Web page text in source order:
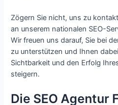
Zögern Sie nicht, uns zu
an unserem nationalen SEO-
Wir freuen uns darauf, Sie bei
zu unterstützen und Ihnen
Sichtbarkeit und den Erfolg
steigern.
Die SEO Agentur